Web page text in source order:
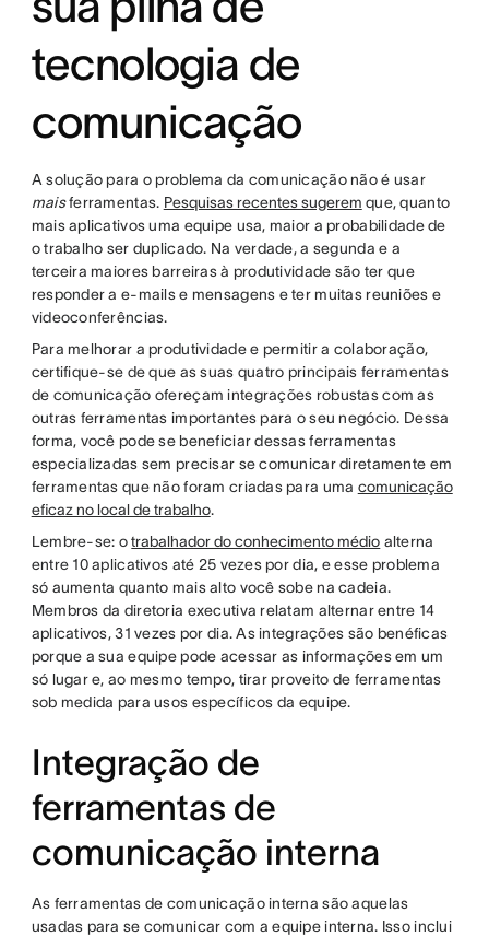
tecnologia de
comunicação
A solução para o problema da comunicação não é usar
maisferramentas. Pesquisas recentes sugerem que, quanto
mais aplicativos uma equipe usa, maior a probabilidade de
o trabalho ser duplicado. Na verdade, a segunda e a
terceira maiores barreiras à produtividade são ter que
responder a e-mails e mensagens e ter muitas reuniões e
videoconferências.
Para melhorar a produtividade e permitir a colaboração,
certifique-se de que as suas quatro principais ferramentas
de comunicação ofereçam integrações robustas com as
outras ferramentas importantes para o seu negócio. Dessa
forma, você pode se beneficiar dessas ferramentas
especializadas sem precisar se comunicar diretamente em
ferramentas que não foram criadas para uma comunicação
eficaz no local de trabalho.
Lembre-se: otrabalhador do conhecimento médio alterna
entre 10 aplicativos até 25 vezes por dia, e esse problema
só aumenta quanto mais alto você sobe na cadeia.
Membros da diretoria executiva relatam alternar entre 14
aplicativos, 31 vezes por dia. As integrações são benéficas
porque a sua equipe pode acessar as informações em um
só lugar e, ao mesmo tempo, tirar proveito de ferramentas
sob medida para usos específicos da equipe.
Integração de
ferramentas de
comunicação interna
As ferramentas de comunicação interna são aquelas
usadas para se comunicar com a equipe interna. Isso inclui